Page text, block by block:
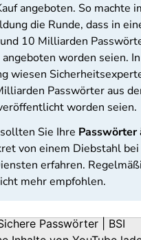
angeboten. So machte
die Runde, dass in
10 Milliarden
worden seien.
wiesen
Passwörter aus
worden seien.
Sie Ihre Passwörter
von einem Diebstahl bei
erfahren.
mehr empfohlen.
Passwörter | BSI